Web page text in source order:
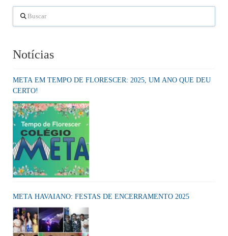
Buscar
Notícias
META EM TEMPO DE FLORESCER: 2025, UM ANO QUE DEU
CERTO!
META HAVAIANO: FESTAS DE ENCERRAMENTO 2025